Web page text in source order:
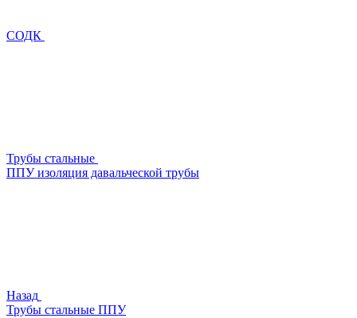
СОДК
Трубы стальные
ППУ изоляция давальческой трубы
Назад
Трубы стальные ППУ